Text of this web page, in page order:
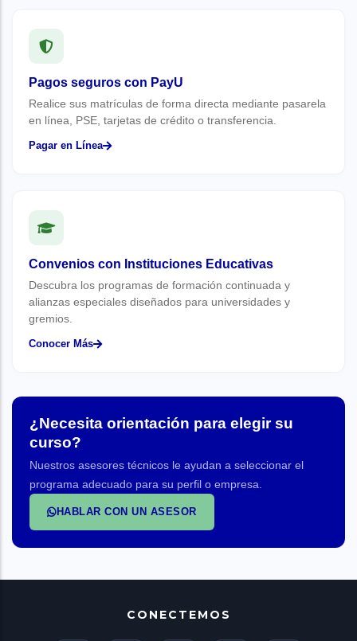
Pagos seguros con PayU
Realice sus matrículas de forma directa mediante pasarela
en línea, PSE, tarjetas de crédito o transferencia.
Pagar en Línea
Convenios con Instituciones Educativas
Descubra los programas de formación continuada y
alianzas especiales diseñados para universidades y
gremios.
Conocer Más
¿Necesita orientación para elegir su
curso?
Nuestros asesores técnicos le ayudan a seleccionar el
programa adecuado para su perfil o empresa.
HABLAR CON UN ASESOR
CONECTEMOS